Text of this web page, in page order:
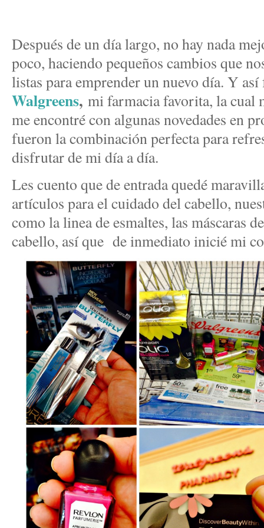
Después de un día largo, no hay nada
poco, haciendo pequeños cambios que
listas para emprender un nuevo día. Y
Walgreens, mi farmacia favorita, la cual
me encontré con algunas novedades en
fueron la combinación perfecta para
disfrutar de mi día a día.
Les cuento que de entrada quedé
artículos para el cuidado del cabello,
como la linea de esmaltes, las máscaras
cabello, así que de inmediato inicié mi